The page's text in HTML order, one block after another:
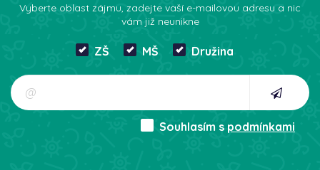
Vyberte oblast zájmu, zadejte vaší e-mailovou adresu a nic
vám již neunikne
ZŠ MŠ Družina
Souhlasím s podmínkami